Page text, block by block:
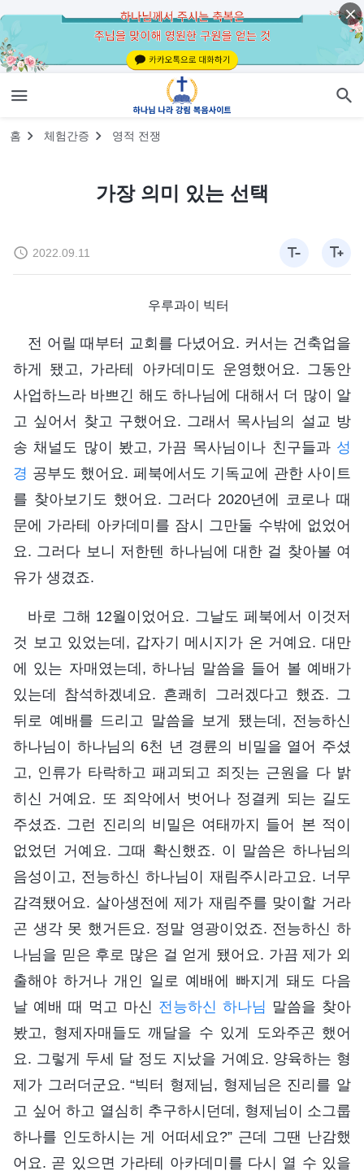
홈 체험간증 영적 전쟁
가장 의미 있는 선택
2022.09.11
우루과이 빅터
전 어릴 때부터 교회를 다녔어요. 커서는 건축업을
하게 됐고, 가라테 아카데미도 운영했어요. 그동안
사업하느라 바쁘긴 해도 하나님에 대해서 더 많이 알
고 싶어서 찾고 구했어요. 그래서 목사님의 설교 방
송 채널도 많이 봤고, 가끔 목사님이나 친구들과 성
경 공부도 했어요. 페북에서도 기독교에 관한 사이트
를 찾아보기도 했어요. 그러다 2020년에 코로나 때
문에 가라테 아카데미를 잠시 그만둘 수밖에 없었어
요. 그러다 보니 저한텐 하나님에 대한 걸 찾아볼 여
유가 생겼죠.
바로 그해 12월이었어요. 그날도 페북에서 이것저
것 보고 있었는데, 갑자기 메시지가 온 거예요. 대만
에 있는 자매였는데, 하나님 말씀을 들어 볼 예배가
있는데 참석하겠녜요. 흔쾌히 그러겠다고 했죠. 그
뒤로 예배를 드리고 말씀을 보게 됐는데, 전능하신
하나님이 하나님의 6천 년 경륜의 비밀을 열어 주셨
고, 인류가 타락하고 패괴되고 죄짓는 근원을 다 밝
히신 거예요. 또 죄악에서 벗어나 정결케 되는 길도
주셨죠. 그런 진리의 비밀은 여태까지 들어 본 적이
없었던 거예요. 그때 확신했죠. 이 말씀은 하나님의
음성이고, 전능하신 하나님이 재림주시라고요. 너무
감격됐어요. 살아생전에 제가 재림주를 맞이할 거라
곤 생각 못 했거든요. 정말 영광이었죠. 전능하신 하
나님을 믿은 후로 많은 걸 얻게 됐어요. 가끔 제가 외
출해야 하거나 개인 일로 예배에 빠지게 돼도 다음
날 예배 때 먹고 마신 전능하신 하나님 말씀을 찾아
봤고, 형제자매들도 깨달을 수 있게 도와주곤 했어
요. 그렇게 두세 달 정도 지났을 거예요. 양육하는 형
제가 그러더군요. “빅터 형제님, 형제님은 진리를 알
고 싶어 하고 열심히 추구하시던데, 형제님이 소그룹
하나를 인도하시는 게 어떠세요?” 근데 그땐 난감했
어요. 곧 있으면 가라테 아카데미를 다시 열 수 있을